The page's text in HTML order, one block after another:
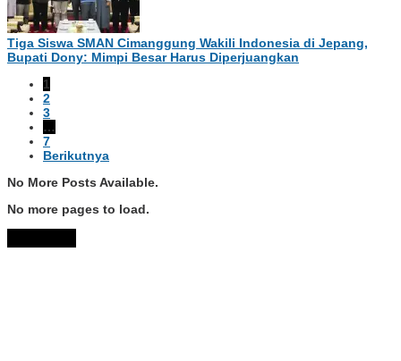
Tiga Siswa SMAN Cimanggung Wakili Indonesia di Jepang,
Bupati Dony: Mimpi Besar Harus Diperjuangkan
1
2
3
…
7
Berikutnya
No More Posts Available.
No more pages to load.